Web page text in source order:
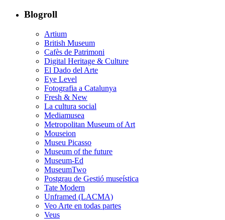
Blogroll
Artium
British Museum
Cafès de Patrimoni
Digital Heritage & Culture
El Dado del Arte
Eye Level
Fotografia a Catalunya
Fresh & New
La cultura social
Mediamusea
Metropolitan Museum of Art
Mouseion
Museu Picasso
Museum of the future
Museum-Ed
MuseumTwo
Postgrau de Gestió museística
Tate Modern
Unframed (LACMA)
Veo Arte en todas partes
Veus